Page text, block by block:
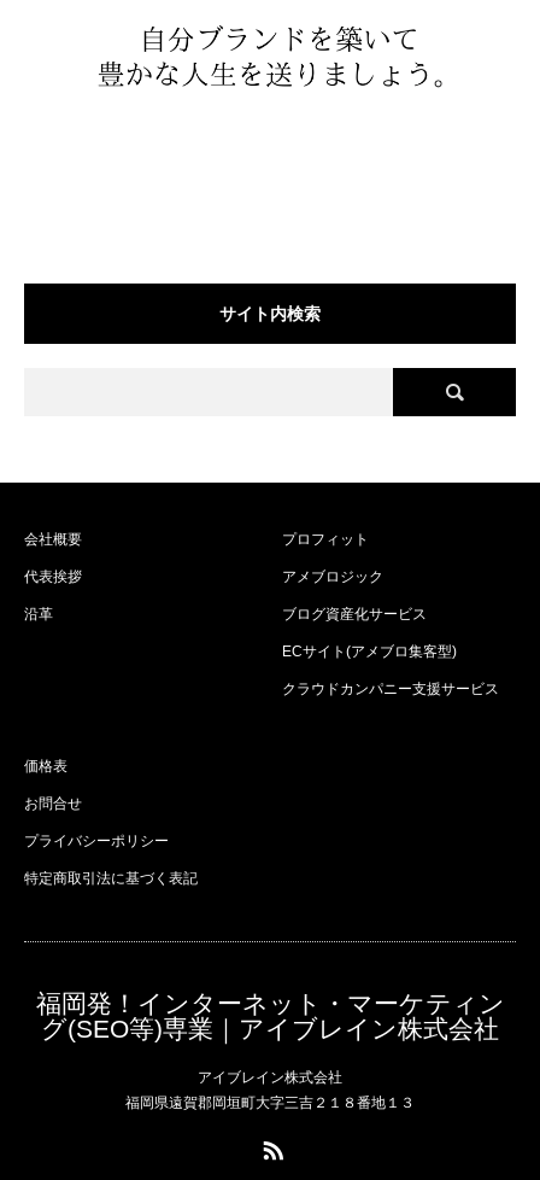
サイト内検索
会社概要
代表挨拶
沿革
プロフィット
アメブロジック
ブログ資産化サービス
ECサイト(アメブロ集客型)
クラウドカンパニー支援サービス
価格表
お問合せ
プライバシーポリシー
特定商取引法に基づく表記
福岡発！インターネット・マーケティン
グ(SEO等)専業｜アイブレイン株式会社
アイブレイン株式会社
福岡県遠賀郡岡垣町大字三吉２１８番地１３